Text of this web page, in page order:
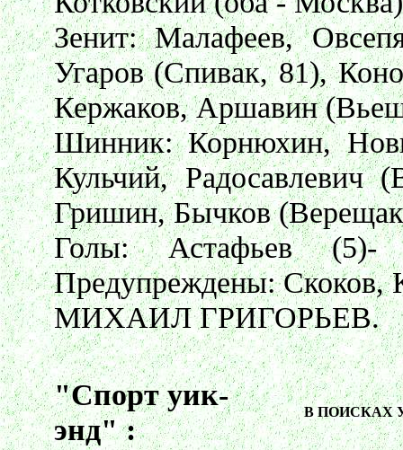
Зенит: Малафеев,
Угаров (Спивак, 81),
Кержаков, Аршавин
Шинник: Корнюхин,
Кульчий, Радосавлевич
Гришин, Бычков
Голы: Астафьев
Предупреждены: Скоков,
МИХАИЛ ГРИГОРЬЕВ.
"Спорт уик-
энд" :
В ПОИСКАХ